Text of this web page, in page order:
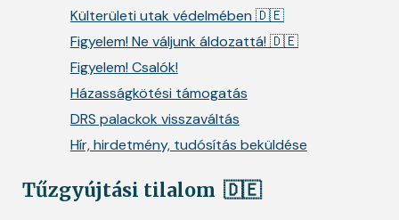
Külterületi utak védelmében 🇩🇪
Figyelem! Ne váljunk áldozattá! 🇩🇪
Figyelem! Csalók!
Házasságkötési támogatás
DRS palackok visszaváltás
Hír, hirdetmény, tudósítás beküldése
Tűzgyújtási tilalom 🇩🇪